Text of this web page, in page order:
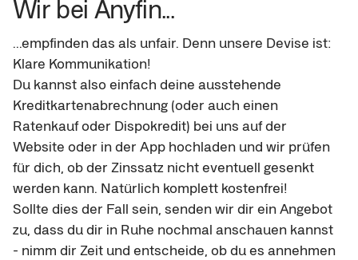
Wir bei Anyfin...
...empfinden das als unfair. Denn unsere Devise ist:
Klare Kommunikation!
Du kannst also einfach deine ausstehende
Kreditkartenabrechnung (oder auch einen
Ratenkauf oder Dispokredit) bei uns auf der
Website oder in der App hochladen und wir prüfen
für dich, ob der Zinssatz nicht eventuell gesenkt
werden kann. Natürlich komplett kostenfrei!
Sollte dies der Fall sein, senden wir dir ein Angebot
zu, dass du dir in Ruhe nochmal anschauen kannst
- nimm dir Zeit und entscheide, ob du es annehmen